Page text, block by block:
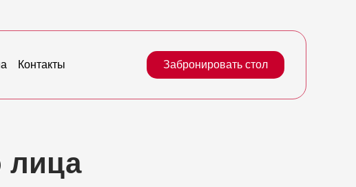
Забронировать стол
Контакты
лица